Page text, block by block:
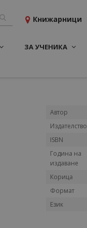
Книжарници
ЗА УЧЕНИКА
Повече
Автор
Издателство
ISBN
Година на
издаване
Корица
Формат
Език